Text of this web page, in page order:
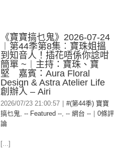
《寶寶搞乜鬼》2026-07-24
︱第44季第8集︰寶珠姐搵
到知音人！插花唔係你諗咁
簡單 ~︱主持：寶珠、寶
堅 嘉賓：Aura Floral
Design & Astra Atelier Life
創辦人 – Airi
2026/07/23 21:00:57
#(第44季) 寶寶
搞乜鬼, -- Featured --, -- 網台 --
0條評
論
[...]